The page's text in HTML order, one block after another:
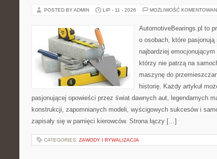
POSTED BY ADMIN LIP - 11 - 2026 MOŻLIWOŚĆ
AutomotiveBearings.pl to
o osobach, które
najbardziej
którzy nie patrzą na
maszynę do
historię. Każdy artykuł
pasjonującej opowieści przez świat dawnych aut, legendarnych
konstrukcji, zapomnianych modeli, wyścigowych sukcesów i
zapisały się w pamięci kierowców. Strona łączy […]
CATEGORIES: ZAWODY I RYWALIZACJA